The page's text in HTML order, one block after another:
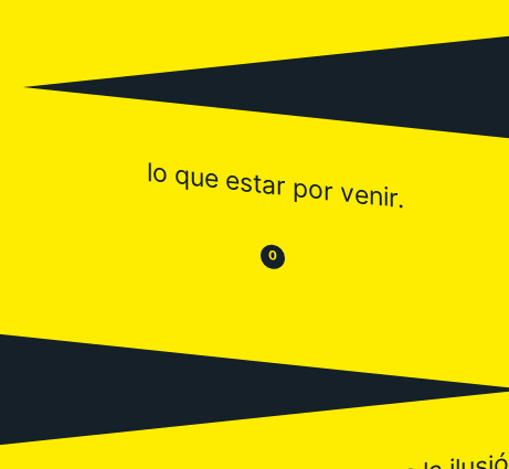
lo que estar por venir.
😒 0 😂